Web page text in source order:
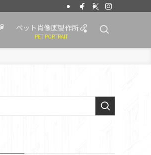
ペット肖像画製作所
PET PORTRAIT